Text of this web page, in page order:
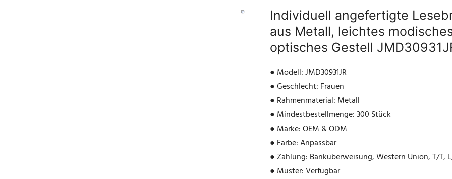
Individuell angefertigte
aus Metall, leichtes
optisches Gestell
● Modell: JMD30931JR
● Geschlecht: Frauen
● Rahmenmaterial: Metall
● Mindestbestellmenge: 300 Stück
● Marke: OEM & ODM
● Farbe: Anpassbar
● Zahlung: Banküberweisung, Western Union, T/T,
● Muster: Verfügbar